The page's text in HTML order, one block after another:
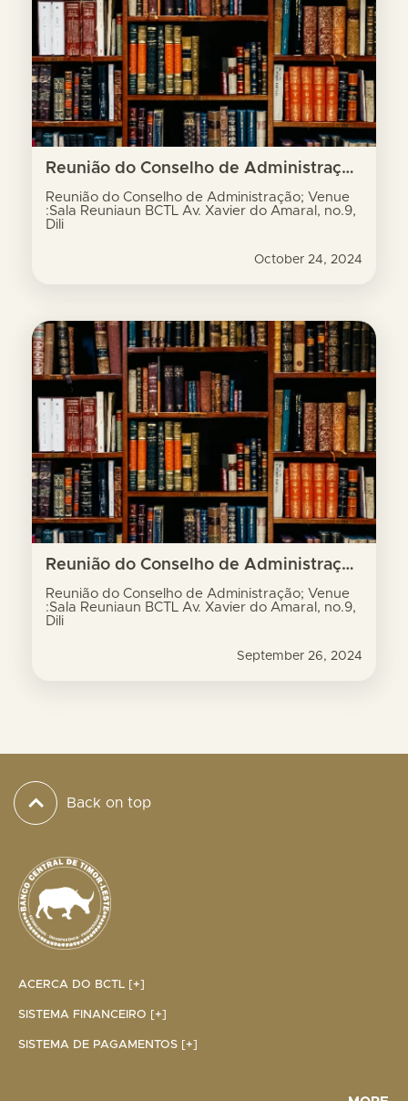
Reunião do Conselho de Administração; Venue :Sala Reuniaun BCTL Av. Xavier do Amaral, no.9, Dili
Reunião do Conselho de Administração; Venue
:Sala Reuniaun BCTL Av. Xavier do Amaral, no.9,
Dili
October 24, 2024
Reunião do Conselho de Administração; Venue :Sala Reuniaun BCTL Av. Xavier do Amaral, no.9, Dili
Reunião do Conselho de Administração; Venue
:Sala Reuniaun BCTL Av. Xavier do Amaral, no.9,
Dili
September 26, 2024
Back on top
ACERCA DO BCTL [+]
SISTEMA FINANCEIRO [+]
SISTEMA DE PAGAMENTOS [+]